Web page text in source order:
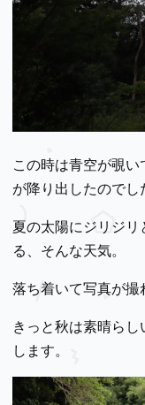
この時は青空が覗
が降り出したのでし
夏の太陽にジリジリ
る、そんな天気。
落ち着いて写真が撮
きっと秋は素晴ら
します。